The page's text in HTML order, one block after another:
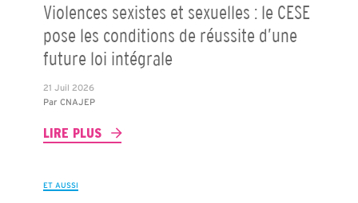
Violences sexistes et sexuelles : le CESE
pose les conditions de réussite d’une
future loi intégrale
21 Juil 2026
Par CNAJEP
LIRE PLUS
ET AUSSI